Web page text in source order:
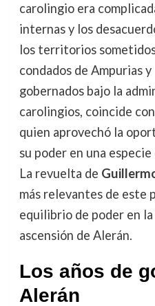
carolingio era
internas y los
los territorios
condados de Ampurias
gobernados bajo la
carolingios, coincide
quien aprovechó la
su poder en una
La revuelta de
más relevantes de este
equilibrio de poder en
ascensión de Alerán.
Los años de
Alerán